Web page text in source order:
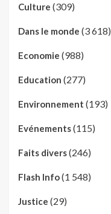
Culture (309)
Dans le monde (3 618)
Economie (988)
Education (277)
Environnement (193)
Evénements(115)
Faits divers(246)
Flash Info(1 548)
Justice (29)